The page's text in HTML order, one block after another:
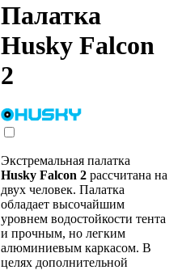
Палатка
Husky Falcon
2
Экстремальная палатка
Husky Falcon 2 рассчитана на
двух человек. Палатка
обладает высочайшим
уровнем водостойкости тента
и прочным, но легким
алюминиевым каркасом. В
целях дополнительной